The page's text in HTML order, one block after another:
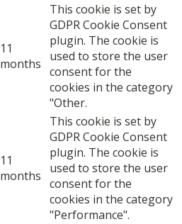
11
months
This cookie is set by
GDPR Cookie Consent
plugin. The cookie is
used to store the user
consent for the
cookies in the category
"Other.
11
months
This cookie is set by
GDPR Cookie Consent
plugin. The cookie is
used to store the user
consent for the
cookies in the category
"Performance".